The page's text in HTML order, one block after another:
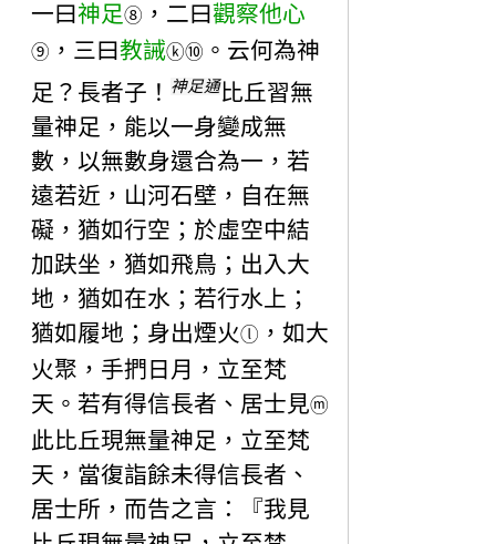
一曰神足⑧ ，二曰觀察他心
⑨ ，三曰教誡ⓚ⑩ 。云何為神
足？長者子！
神足通比丘習無
量神足，能以一身變成無
數，以無數身還合為一，若
遠若近，山河石壁，自在無
礙，猶如行空；於虛空中結
加趺坐，猶如飛鳥；出入大
地，猶如在水；若行水上；
猶如履地；身出煙火ⓛ ，如大
火聚，手捫日月，立至梵
天。若有得信長者、居士見ⓜ
此比丘現無量神足，立至梵
天，當復詣餘未得信長者、
居士所，而告之言：『我見